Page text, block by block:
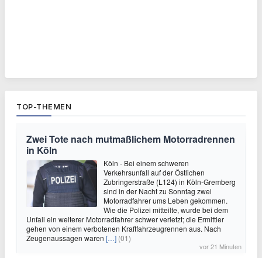
TOP-THEMEN
Zwei Tote nach mutmaßlichem Motorradrennen
in Köln
Köln - Bei einem schweren
Verkehrsunfall auf der Östlichen
Zubringerstraße (L124) in Köln-Gremberg
sind in der Nacht zu Sonntag zwei
Motorradfahrer ums Leben gekommen.
Wie die Polizei mitteilte, wurde bei dem
Unfall ein weiterer Motorradfahrer schwer verletzt; die Ermittler
gehen von einem verbotenen Kraftfahrzeugrennen aus. Nach
Zeugenaussagen waren […] (01)
vor 21 Minuten